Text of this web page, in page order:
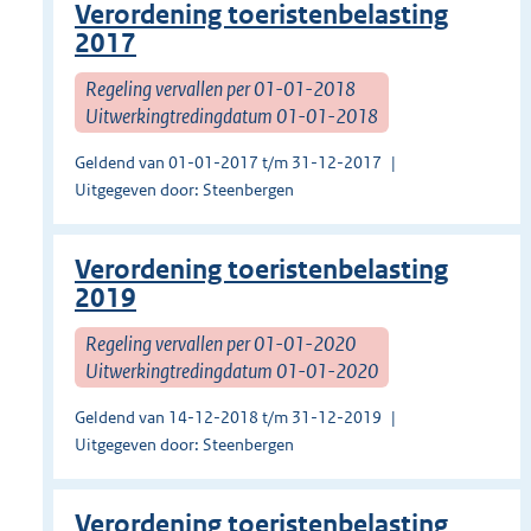
Verordening toeristenbelasting
2017
Regeling vervallen per 01-01-2018
Uitwerkingtredingdatum 01-01-2018
Geldend van 01-01-2017 t/m 31-12-2017
Uitgegeven door: Steenbergen
Verordening toeristenbelasting
2019
Regeling vervallen per 01-01-2020
Uitwerkingtredingdatum 01-01-2020
Geldend van 14-12-2018 t/m 31-12-2019
Uitgegeven door: Steenbergen